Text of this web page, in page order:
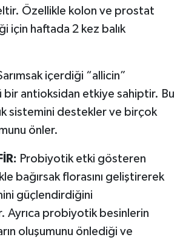
Özellikle kolon ve prostat
için haftada 2 kez balık
içerdiği “allicin”
bir antioksidan etkiye sahiptir. Bu
sistemini destekler ve birçok
önler.
Probiyotik etki gösteren
bağırsak florasını geliştirerek
güçlendirdiğini
Ayrıca probiyotik besinlerin
oluşumunu önlediği ve